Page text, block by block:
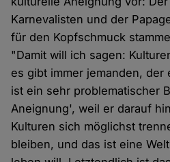
Karnevalisten und der
für den Kopfschmuck
"Damit will ich sagen:
es gibt immer jemanden, der
ist ein sehr problematischer
Aneignung', weil er darauf
Kulturen sich möglichst
bleiben, und das ist eine